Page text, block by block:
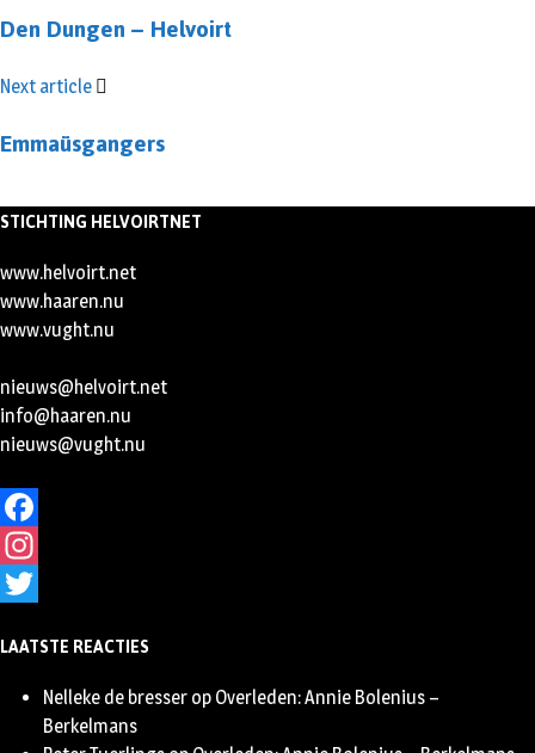
Den Dungen – Helvoirt
Next article
Emmaüsgangers
STICHTING HELVOIRTNET
www.helvoirt.net
www.haaren.nu
www.vught.nu
nieuws@helvoirt.net
info@haaren.nu
nieuws@vught.nu
Facebook
Instagram
LAATSTE REACTIES
Nelleke de bresser op Overleden: Annie Bolenius –
Berkelmans